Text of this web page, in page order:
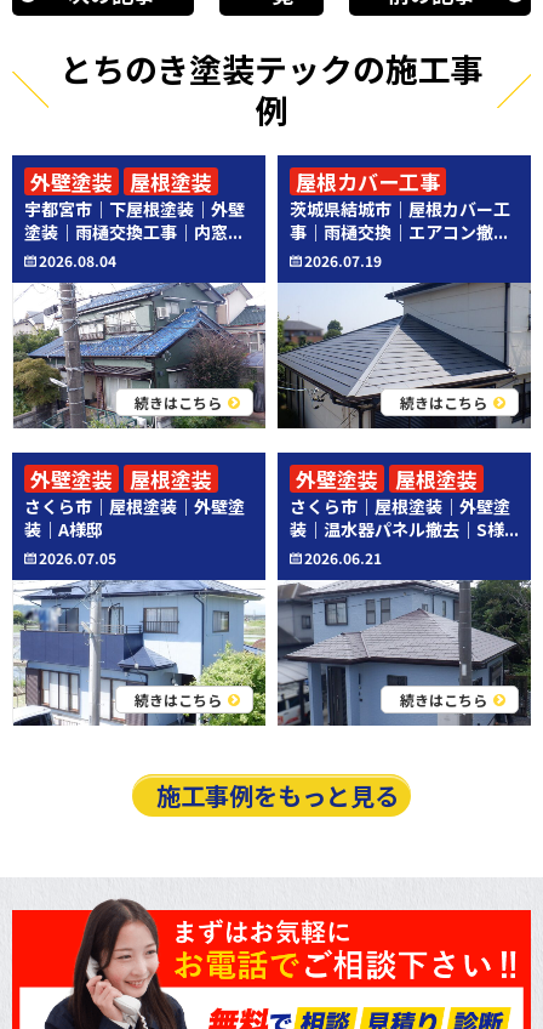
とちのき塗装テックの施工事
例
宇都宮市｜下屋根塗装｜外壁
塗装｜雨樋交換工事｜内窓...
2026.08.04
続きはこちら
外壁塗装
屋根塗装
その他工事
茨城県結城市｜屋根カバー工
事｜雨樋交換｜エアコン撤...
2026.07.19
続きはこちら
屋根カバー工事
その他工事
さくら市｜屋根塗装｜外壁塗
装｜A様邸
2026.07.05
続きはこちら
外壁塗装 屋根塗装
さくら市｜屋根塗装｜外壁塗
装｜温水器パネル撤去｜S様...
2026.06.21
続きはこちら
外壁塗装
屋根塗装
その他工事
施工事例をもっと見る